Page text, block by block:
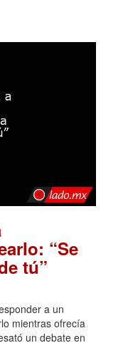
“Se
tú”
a un
mientras ofrecía
un debate en